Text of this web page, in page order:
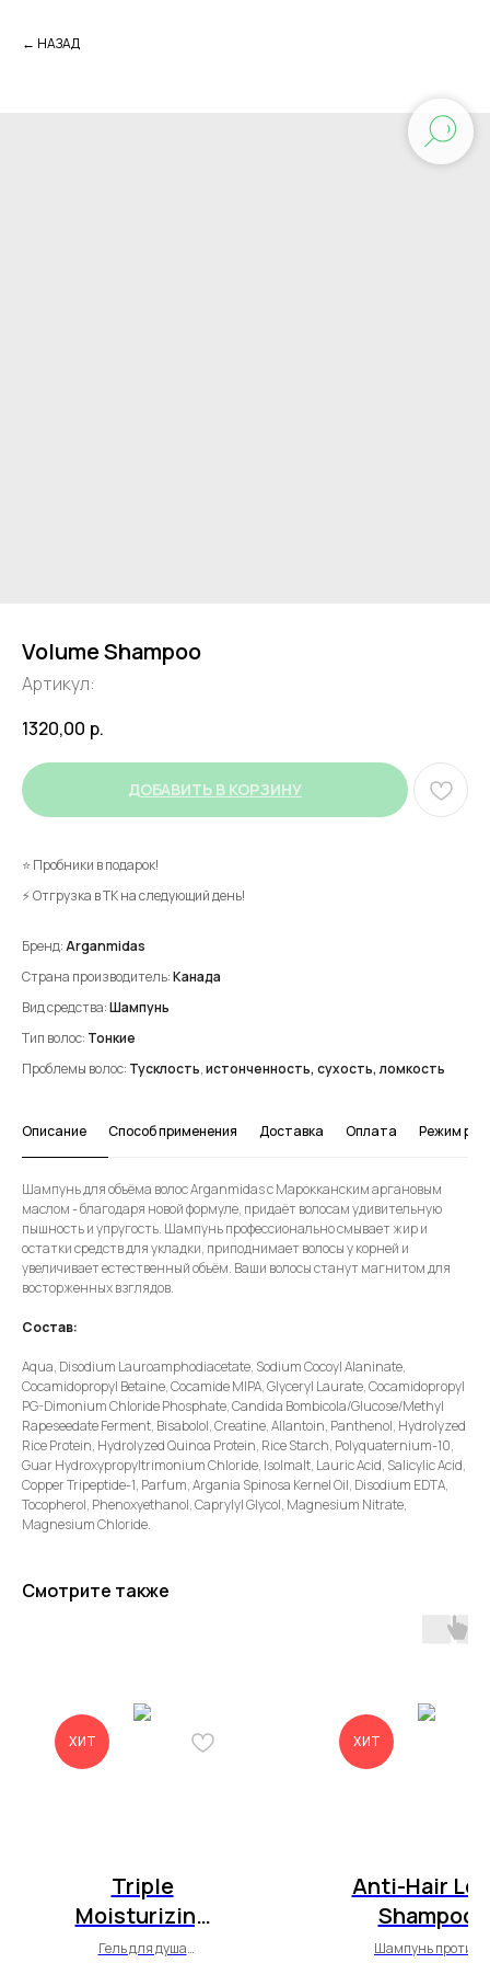
← НАЗАД
Volume Shampoo
Артикул:
1320,00 р.
ДОБАВИТЬ В КОРЗИНУ
⭐ Пробники в подарок!
⚡ Отгрузка в ТК на следующий день!
Бренд:Arganmidas
Страна производитель:Канада
Вид средства:Шампунь
Тип волос: Тонкие
Проблемы волос: Тусклость,истонченность, сухость, ломкость
Описание Способ применения Доставка Оплата Режим
Шампунь для объёма волос Arganmidas с Марокканским аргановым
маслом - благодаря новой формуле, придаёт волосам удивительную
пышность и упругость. Шампунь профессионально смывает жир и
остатки средств для укладки, приподнимает волосы у корней и
увеличивает естественный объём. Ваши волосы станут магнитом для
восторженных взглядов.
Cостав:
Aqua, Disodium Lauroamphodiacetate, Sodium Cocoyl Alaninate,
Cocamidopropyl Betaine, Cocamide MIPA, Glyceryl Laurate, Cocamidopropyl
PG-Dimonium Chloride Phosphate, Candida Bombicola/Glucose/Methyl
Rapeseedate Ferment, Bisabolol, Creatine, Allantoin, Panthenol, Hydrolyzed
Rice Protein, Hydrolyzed Quinoa Protein, Rice Starch, Polyquaternium-10,
Guar Hydroxypropyltrimonium Chloride, Isolmalt, Lauric Acid, Salicylic Acid,
Copper Tripeptide-1, Parfum, Argania Spinosa Kernel Oil, Disodium EDTA,
Tocopherol, Phenoxyethanol, Caprylyl Glycol, Magnesium Nitrate,
Magnesium Chloride.
Смотрите также
ХИТ
Triple
Moisturizing
Body Wash
Гель для душа
ХИТ
Anti-Hair
Shampoo
Шампунь против